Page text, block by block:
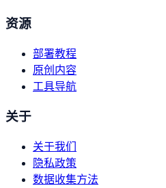
资源
部署教程
原创内容
工具导航
关于
关于我们
隐私政策
数据收集方法